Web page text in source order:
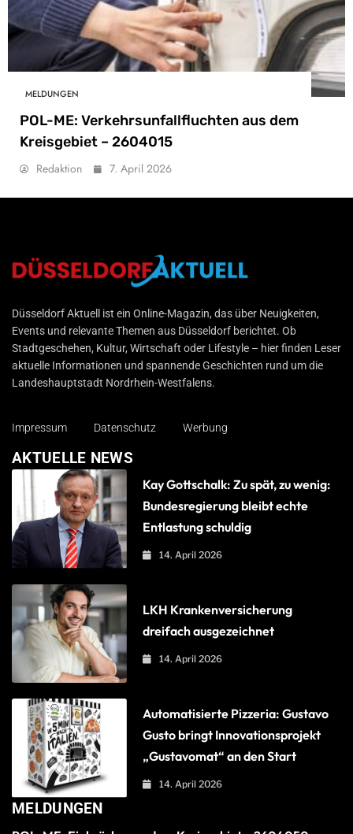
MELDUNGEN
POL-ME: Verkehrsunfallfluchten aus dem
Kreisgebiet – 2604015
Redaktion 7. April 2026
Düsseldorf Aktuell
Düsseldorf Aktuell ist ein Online-Magazin, das über Neuigkeiten,
Events und relevante Themen aus Düsseldorf berichtet. Ob
Stadtgeschehen, Kultur, Wirtschaft oder Lifestyle – hier finden Leser
aktuelle Informationen und spannende Geschichten rund um die
Landeshauptstadt Nordrhein-Westfalens.
Impressum Datenschutz Werbung
AKTUELLE NEWS
Kay Gottschalk: Zu spät, zu wenig:
Bundesregierung bleibt echte
Entlastung schuldig
14. April 2026
LKH Krankenversicherung
dreifach ausgezeichnet
14. April 2026
Automatisierte Pizzeria: Gustavo
Gusto bringt Innovationsprojekt
„Gustavomat“ an den Start
14. April 2026
MELDUNGEN